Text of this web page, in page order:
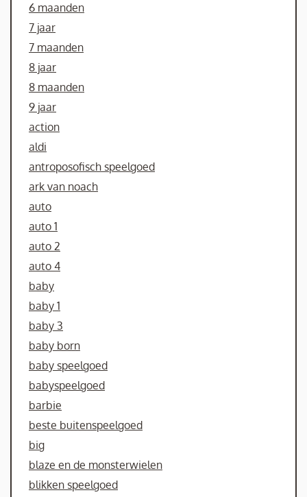
6 maanden
7 jaar
7 maanden
8 jaar
8 maanden
9 jaar
action
aldi
antroposofisch speelgoed
ark van noach
auto
auto 1
auto 2
auto 4
baby
baby 1
baby 3
baby born
baby speelgoed
babyspeelgoed
barbie
beste buitenspeelgoed
big
blaze en de monsterwielen
blikken speelgoed